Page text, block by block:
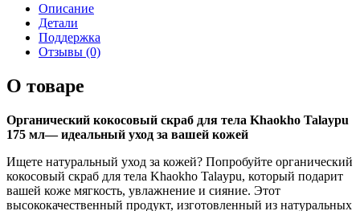
Описание
Детали
Поддержка
Отзывы (0)
О товаре
Органический кокосовый скраб для тела Khaokho Talaypu
175 мл— идеальный уход за вашей кожей
Ищете натуральный уход за кожей? Попробуйте органический
кокосовый скраб для тела Khaokho Talaypu, который подарит
вашей коже мягкость, увлажнение и сияние. Этот
высококачественный продукт, изготовленный из натуральных